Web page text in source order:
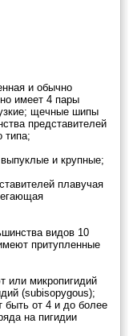
и обычно
имеет 4 пары
щечные шипы
представителей
типа;
и крупные;
плавучая
видов 10
притупленные
или микропигидий
(subisopygous);
быть от 4 и до более
на пигидии